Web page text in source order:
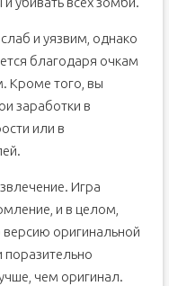
и уязвим, однако
благодаря очкам
Кроме того, вы
заработки в
или в
Игра
и в целом,
оригинальной
поразительно
чем оригинал.